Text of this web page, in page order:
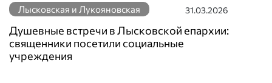
Лысковская и Лукояновская 31.03.2026
Душевные встречи в Лысковской епархии:
священники посетили социальные
учреждения